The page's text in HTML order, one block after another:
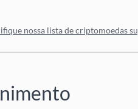
nossa lista de criptomoedas